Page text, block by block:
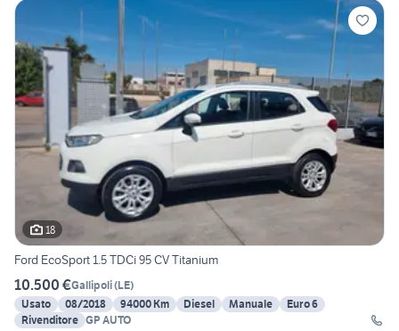
18
Ford EcoSport 1.5 TDCi 95 CV Titanium
10.500 €Gallipoli(LE)
Usato
08/2018 94000 Km Diesel Manuale
Euro 6
Rivenditore GP AUTO